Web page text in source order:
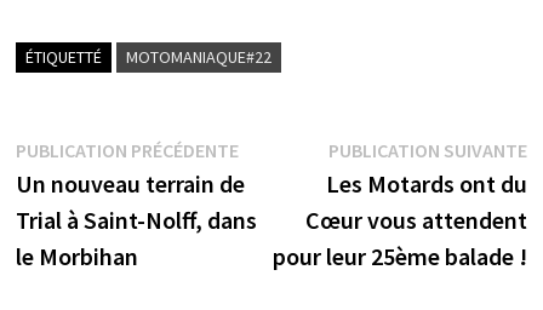
ÉTIQUETTÉ MOTOMANIAQUE#22
Navigation
de
l’article
PUBLICATION PRÉCÉDENTEPublication
précédente :
Un nouveau terrain de
Trial à Saint-Nolff, dans
le Morbihan
PUBLICATION SUIVANTE
Les Motards ont du
Cœur vous attendent
pour leur 25ème balade !